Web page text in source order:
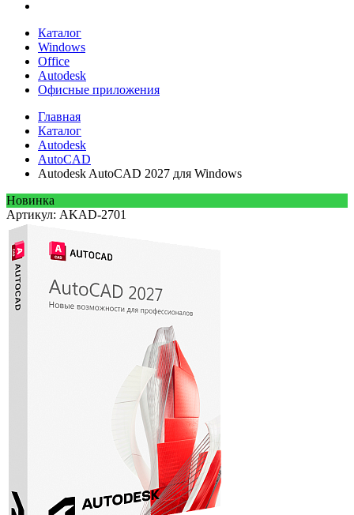
Каталог
Windows
Office
Autodesk
Офисные приложения
Главная
Каталог
Autodesk
AutoCAD
Autodesk AutoCAD 2027 для Windows
Новинка
Артикул: AKAD-2701